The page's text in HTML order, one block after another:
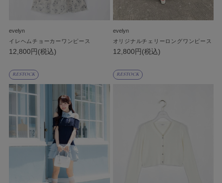
evelyn
イレヘムチョーカーワンピース
12,800円(税込)
evelyn
オリジナルチェリーロングワンピース
12,800円(税込)
RESTOCK RESTOCK